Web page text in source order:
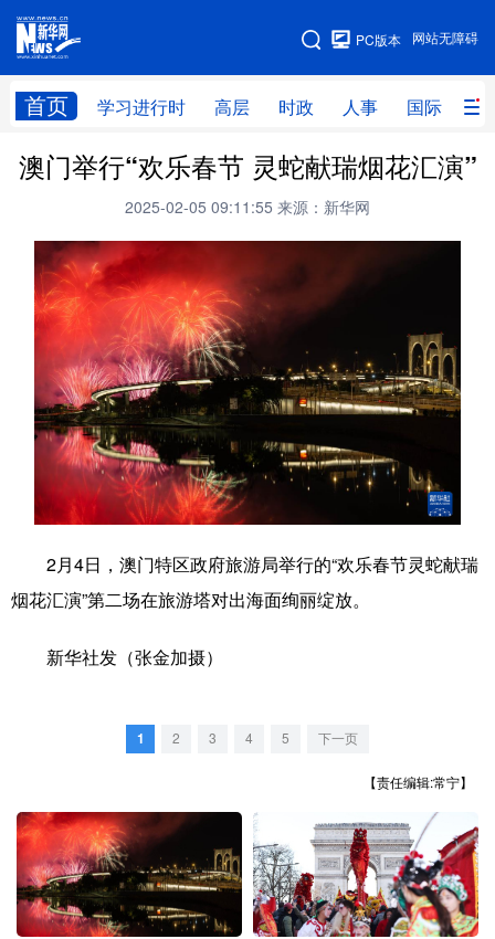
网站无障碍
PC版本
首页 学习进行时 高层 时政 人事 国际 财
网站地图
学习进行时 高层 时政 人事
财经 网评
台湾
科技 科创 量子
文化 书画 健康 军事
访谈 视频 图片 政务
法律 中央文件 金融
食品 人居 信息化 数字经济
北京 天津 河北 山西
辽宁 上海 江苏
澳门举行“欢乐春节 灵蛇献瑞烟花汇演”
2025-02-05 09:11:55 来源：新华网
2月4日，澳门特区政府旅游局举行的“欢乐春节灵蛇献瑞
烟花汇演”第二场在旅游塔对出海面绚丽绽放。
新华社发（张金加摄）
1 2 3 4 5 下一页
【责任编辑:常宁】